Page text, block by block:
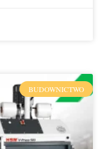
BUDOWNICTWO